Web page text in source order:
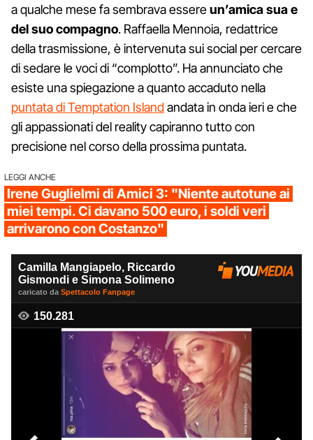
a qualche mese fa sembrava essereun’amica sua e
del suo compagno. Raffaella Mennoia, redattrice
della trasmissione, è intervenuta sui social per cercare
di sedare le voci di “complotto”. Ha annunciato che
esiste una spiegazione a quanto accaduto nella
puntata di Temptation Islandandata in onda ieri e che
gli appassionati del reality capiranno tutto con
precisione nel corso della prossima puntata.
LEGGI ANCHE
Irene Guglielmi di Amici 3: "Niente autotune ai
miei tempi. Ci davano 500 euro, i soldi veri
arrivarono con Costanzo"